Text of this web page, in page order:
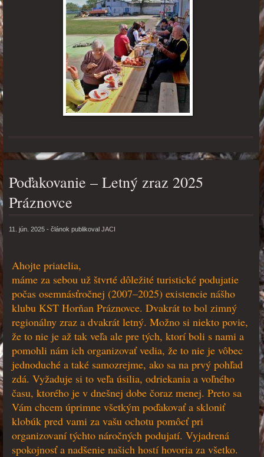
Poďakovanie – Letný zraz 2025
Práznovce
11. jún. 2025 - článok publikoval JACI
Ahojte priatelia,
máme za sebou už štvrté dôležité turistické podujatie
počas osemnásťročnej (2007–2025) existencie nášho
klubu KST Horňan Práznovce. Dvakrát to bol zimný
regionálny zraz a dvakrát letný. Možno si niekto povie,
že to nie je až tak veľa ale pre tých, ktorí boli s nami a
pomohli nám ich organizovať vedia, že to nie je vôbec
jednoduché a také samozrejme, ako sa na prvý pohľad
zdá. Vyžaduje si to veľa úsilia, odriekania a voľného
času, ktorého je v dnešnej dobe čoraz menej. Preto sa
Vám chcem úprimne všetkým poďakovať a skloniť
klobúk pred vami za vašu ochotu pomôcť pri
organizovaní týchto náročných podujatí. Vyjadrená
spokojnosť a nadšenie našich hostí hovoria za všetko.